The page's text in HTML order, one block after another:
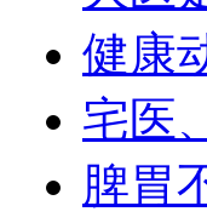
健康
宅医
脾胃